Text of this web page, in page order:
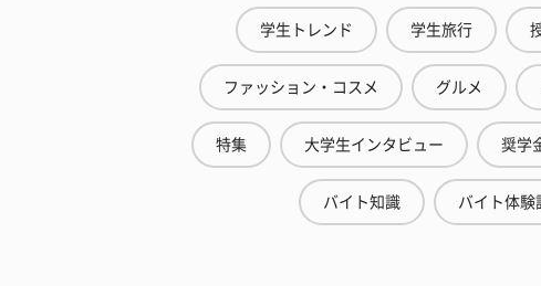
学生トレンド 学生旅行
ファッション・コスメ グルメ
特集 大学生インタビュー 奨学
バイト知識 バイト体験